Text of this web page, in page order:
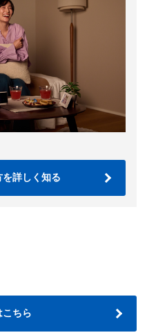
詳しく知る
こちら